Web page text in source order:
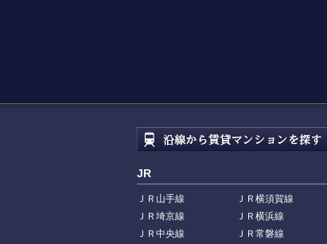
JR
ＪＲ山手線
ＪＲ横須賀線
ＪＲ埼京線
ＪＲ横浜線
ＪＲ中央線
ＪＲ常磐線